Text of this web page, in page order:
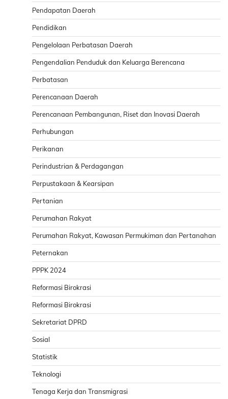
Pendapatan Daerah
Pendidikan
Pengelolaan Perbatasan Daerah
Pengendalian Penduduk dan Keluarga Berencana
Perbatasan
Perencanaan Daerah
Perencanaan Pembangunan, Riset dan Inovasi Daerah
Perhubungan
Perikanan
Perindustrian & Perdagangan
Perpustakaan & Kearsipan
Pertanian
Perumahan Rakyat
Perumahan Rakyat, Kawasan Permukiman dan Pertanahan
Peternakan
PPPK 2024
Reformasi Birokrasi
Reformasi Birokrasi
Sekretariat DPRD
Sosial
Statistik
Teknologi
Tenaga Kerja dan Transmigrasi